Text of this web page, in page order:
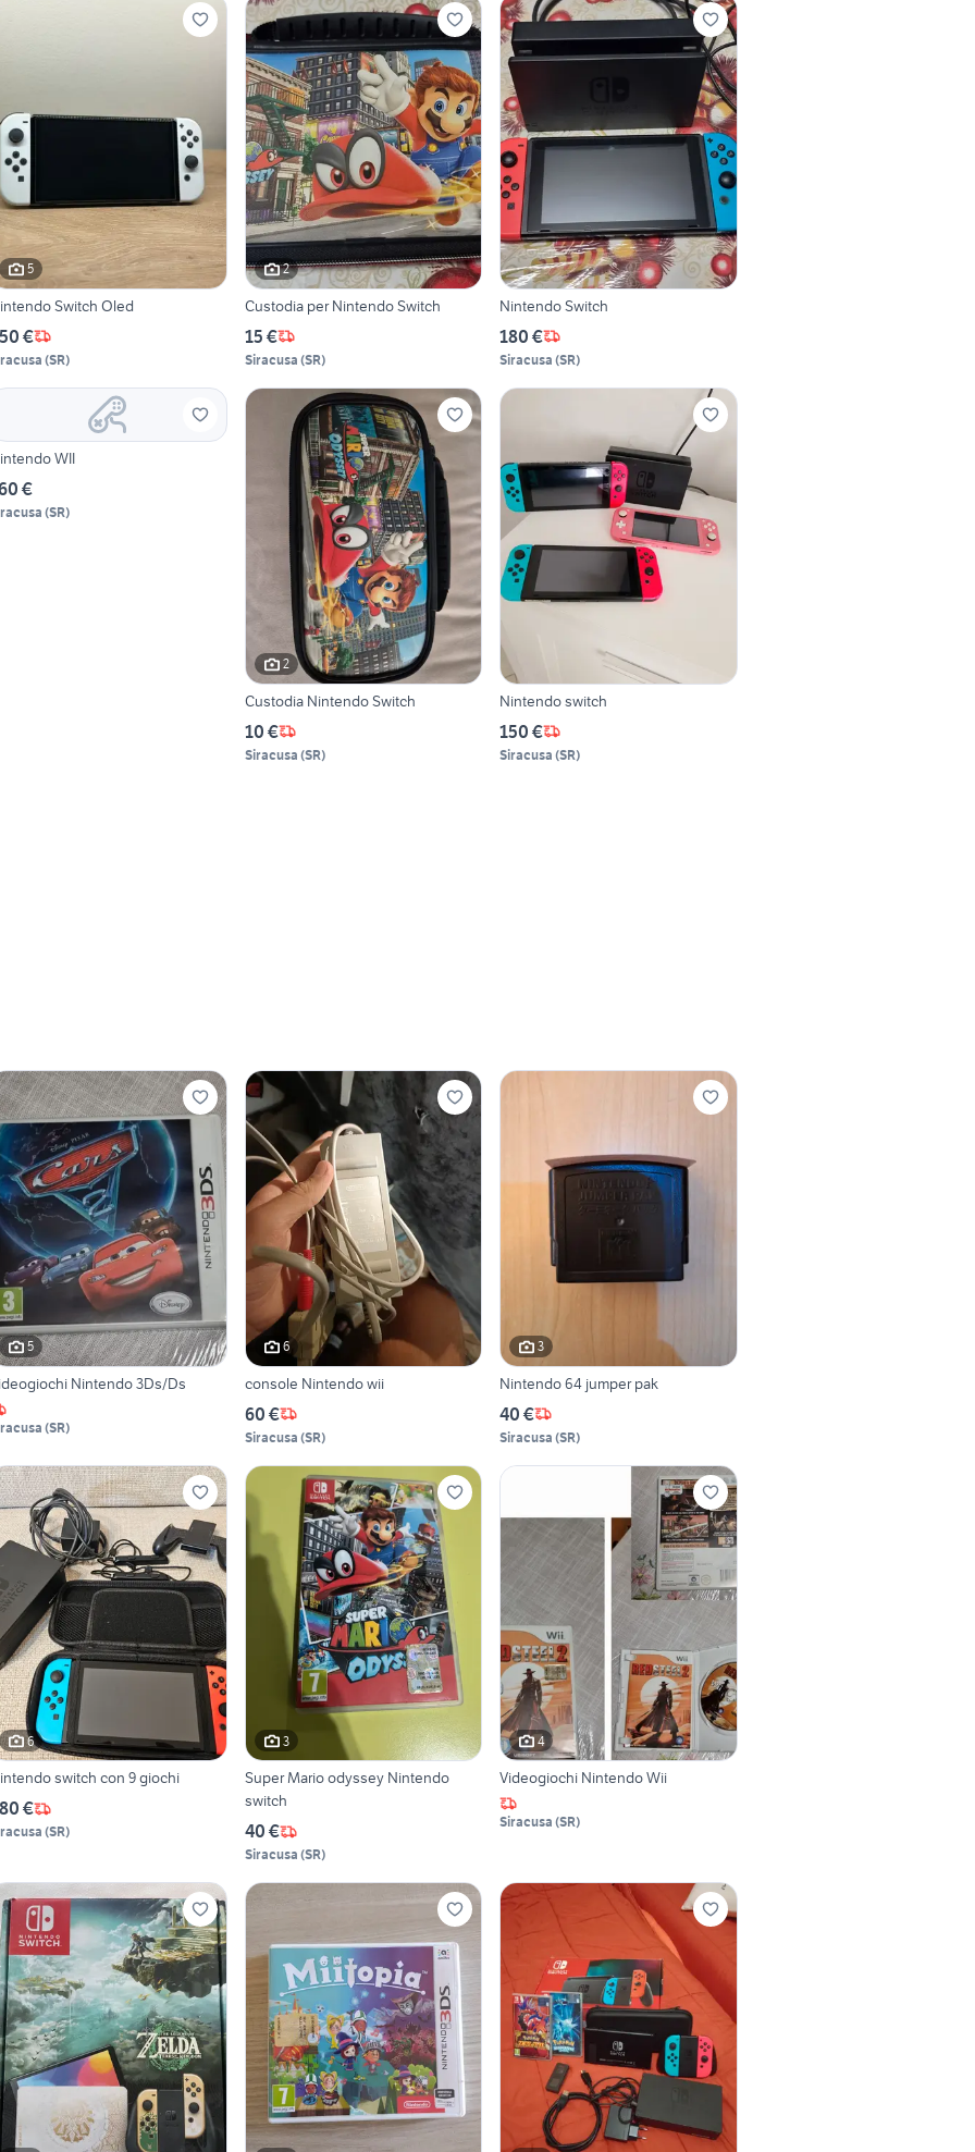
5
Switch Oled
€
(SR)
2
Custodia per Nintendo Switch
15 €
Siracusa (SR)
Nintendo Switch
180 €
Siracusa (SR)
WII
€
(SR)
2
Custodia Nintendo Switch
10 €
Siracusa (SR)
Nintendo switch
150 €
Siracusa (SR)
5
Nintendo 3Ds/Ds
(SR)
6
console Nintendo wii
60 €
Siracusa (SR)
3
Nintendo 64 jumper pak
40 €
Siracusa (SR)
6
switch con 9 giochi
€
(SR)
3
Super Mario odyssey Nintendo
switch
40 €
Siracusa (SR)
4
Videogiochi Nintendo Wii
Siracusa (SR)